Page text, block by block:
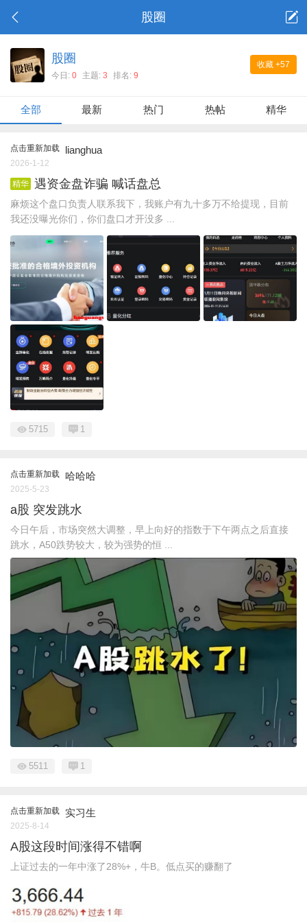
股圈
收藏 +57
股圈
今日: 0 主题: 3 排名: 9
全部 最新 热门 热帖 精华
点击重新加载 lianghua
2026-1-12
精华 遇资金盘诈骗 喊话盘总
麻烦这个盘口负责人联系我下，我账户有九十多万不给提现，目前
我还没曝光你们，你们盘口才开没多 ...
5715 1
点击重新加载 哈哈哈
2025-5-23
a股 突发跳水
今日午后，市场突然大调整，早上向好的指数于下午两点之后直接
跳水，A50跌势较大，较为强势的恒 ...
5511 1
点击重新加载 实习生
2025-8-14
A股这段时间涨得不错啊
上证过去的一年中涨了28%+，牛B。低点买的赚翻了